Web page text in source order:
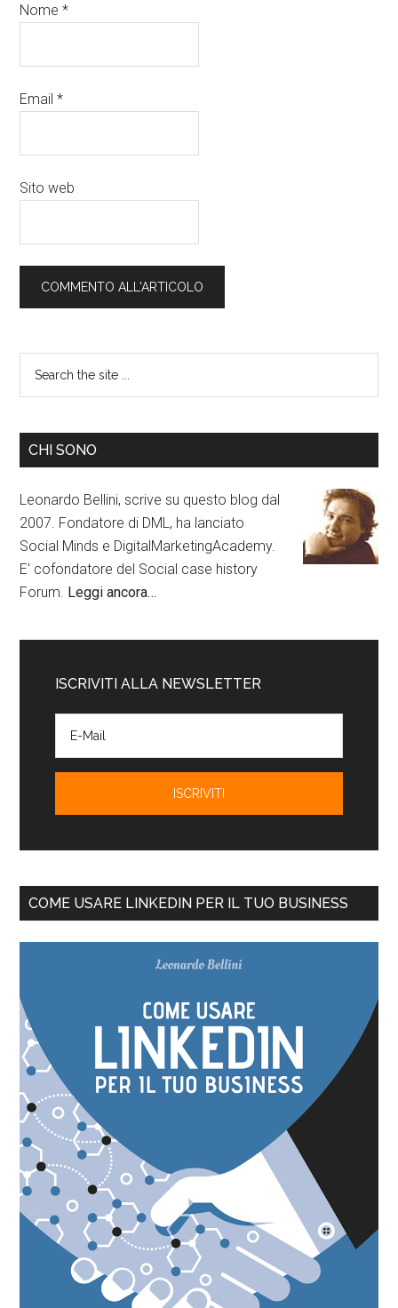
Nome*
Email*
Sito web
CHI SONO
Leonardo Bellini, scrive su questo blog dal
2007. Fondatore di DML, ha lanciato
Social Minds e DigitalMarketingAcademy.
E' cofondatore del Social case history
Forum. Leggi ancora…
ISCRIVITI ALLA NEWSLETTER
COME USARE LINKEDIN PER IL TUO BUSINESS